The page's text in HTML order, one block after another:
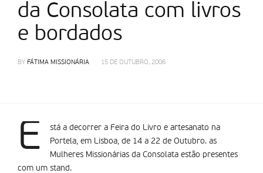
da Consolata com livros
e bordados
BY FÁTIMA MISSIONÁRIA 15 DE OUTUBRO, 2006
E
stá a decorrer a Feira do Livro e artesanato na
Portela, em Lisboa, de 14 a 22 de Outubro. as
Mulheres Missionárias da Consolata estão presentes
com um stand.